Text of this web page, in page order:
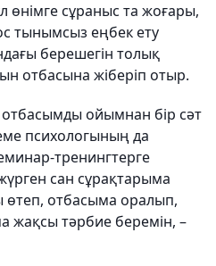
өнімге сұраныс та жоғары,
тынымсыз еңбек ету
берешегін толық
отбасына жіберіп отыр.
ойымнан бір сәт
психологының да
тренингтерге
сан сұрақтарыма
отбасыма оралып,
жақсы тәрбие беремін, –